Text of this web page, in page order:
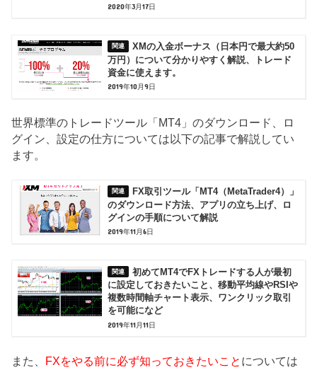
2020年3月17日
XMの入金ボーナス（日本円で最大約50
万円）について分かりやすく解説、トレード
資金に使えます。
2019年10月9日
世界標準のトレードツール「MT4」のダウンロード、ロ
グイン、設定の仕方については以下の記事で解説してい
ます。
FX取引ツール「MT4（MetaTrader4）」
のダウンロード方法、アプリの立ち上げ、ロ
グインの手順について解説
2019年11月6日
初めてMT4でFXトレードする人が最初
に設定しておきたいこと、移動平均線やRSIや
複数時間軸チャート表示、ワンクリック取引
を可能になど
2019年11月11日
また、 FXをやる前に必ず知っておきたいこと については